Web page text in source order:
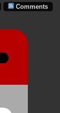
Comments